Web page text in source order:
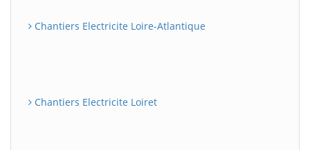
Chantiers Electricite Loire-Atlantique
Chantiers Electricite Loiret